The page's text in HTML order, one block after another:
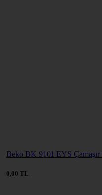
Beko BK 9101 EYS Çamaşır
0,00 TL